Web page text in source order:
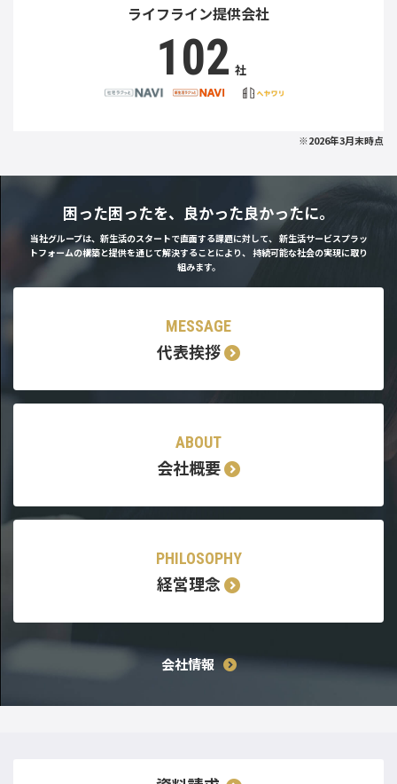
ライフライン提供会社
102 社
※2026年3月末時点
困った困ったを、良かった良かったに。
当社グループは、新生活のスタートで直面する課題に対して、 新生活サービスプラッ
トフォームの構築と提供を通じて解決することにより、 持続可能な社会の実現に取り
組みます。
MESSAGE
代表挨拶
ABOUT
会社概要
PHILOSOPHY
経営理念
会社情報